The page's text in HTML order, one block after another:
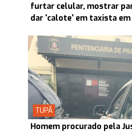
furtar celular, mostrar
dar 'calote' em taxista em
TUPÃ
Homem procurado pela